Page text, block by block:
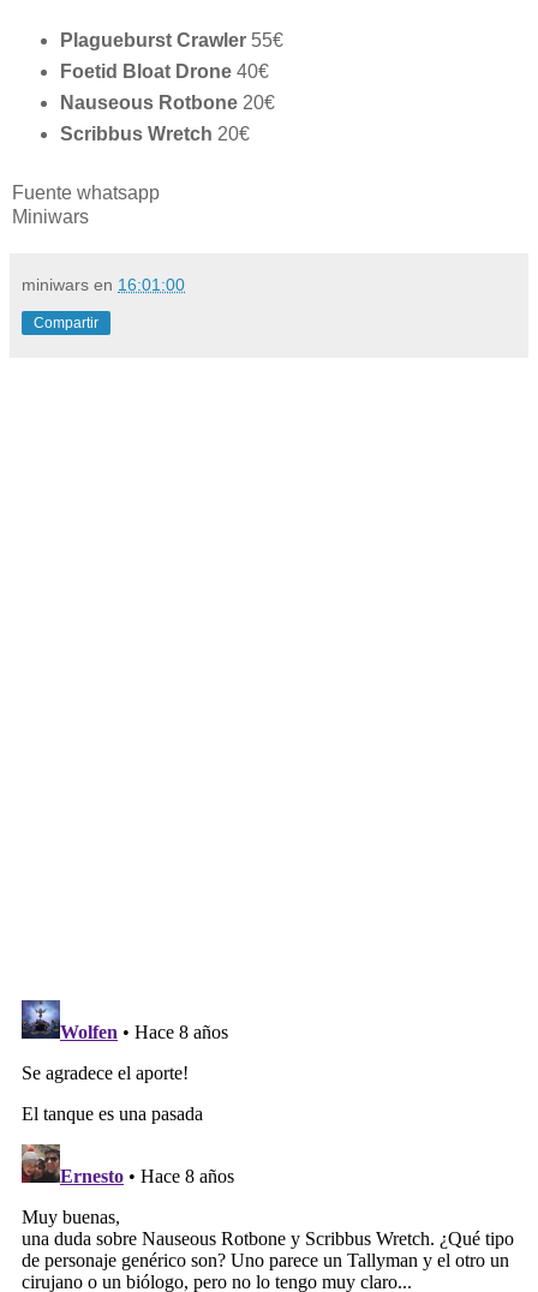
Plagueburst Crawler55€
Foetid Bloat Drone40€
Nauseous Rotbone20€
Scribbus Wretch 20€
Fuente whatsapp
Miniwars
miniwars en 16:01:00
Compartir